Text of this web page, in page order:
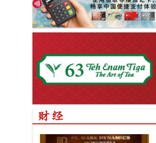
财经